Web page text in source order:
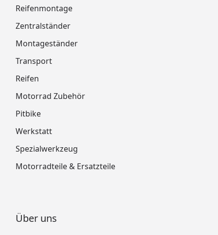
Reifenmontage
Zentralständer
Montageständer
Transport
Reifen
Motorrad Zubehör
Pitbike
Werkstatt
Spezialwerkzeug
Motorradteile & Ersatzteile
Über uns